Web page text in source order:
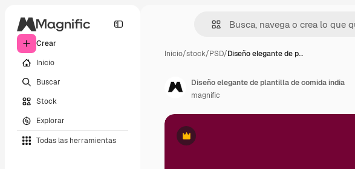
Crear
Inicio
Buscar
Stock
Explorar
Todas las herramientas
Inicio/stock/PSD/Diseño elegante de p…
Premium
Diseño elegante de plantilla de comida india
magnific